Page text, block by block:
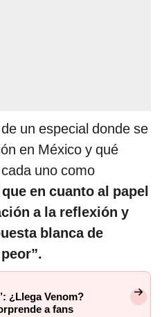
un especial donde se
en México y qué
uno como
en cuanto al papel
a la reflexión y
blanca de
¿Llega Venom?
a fans